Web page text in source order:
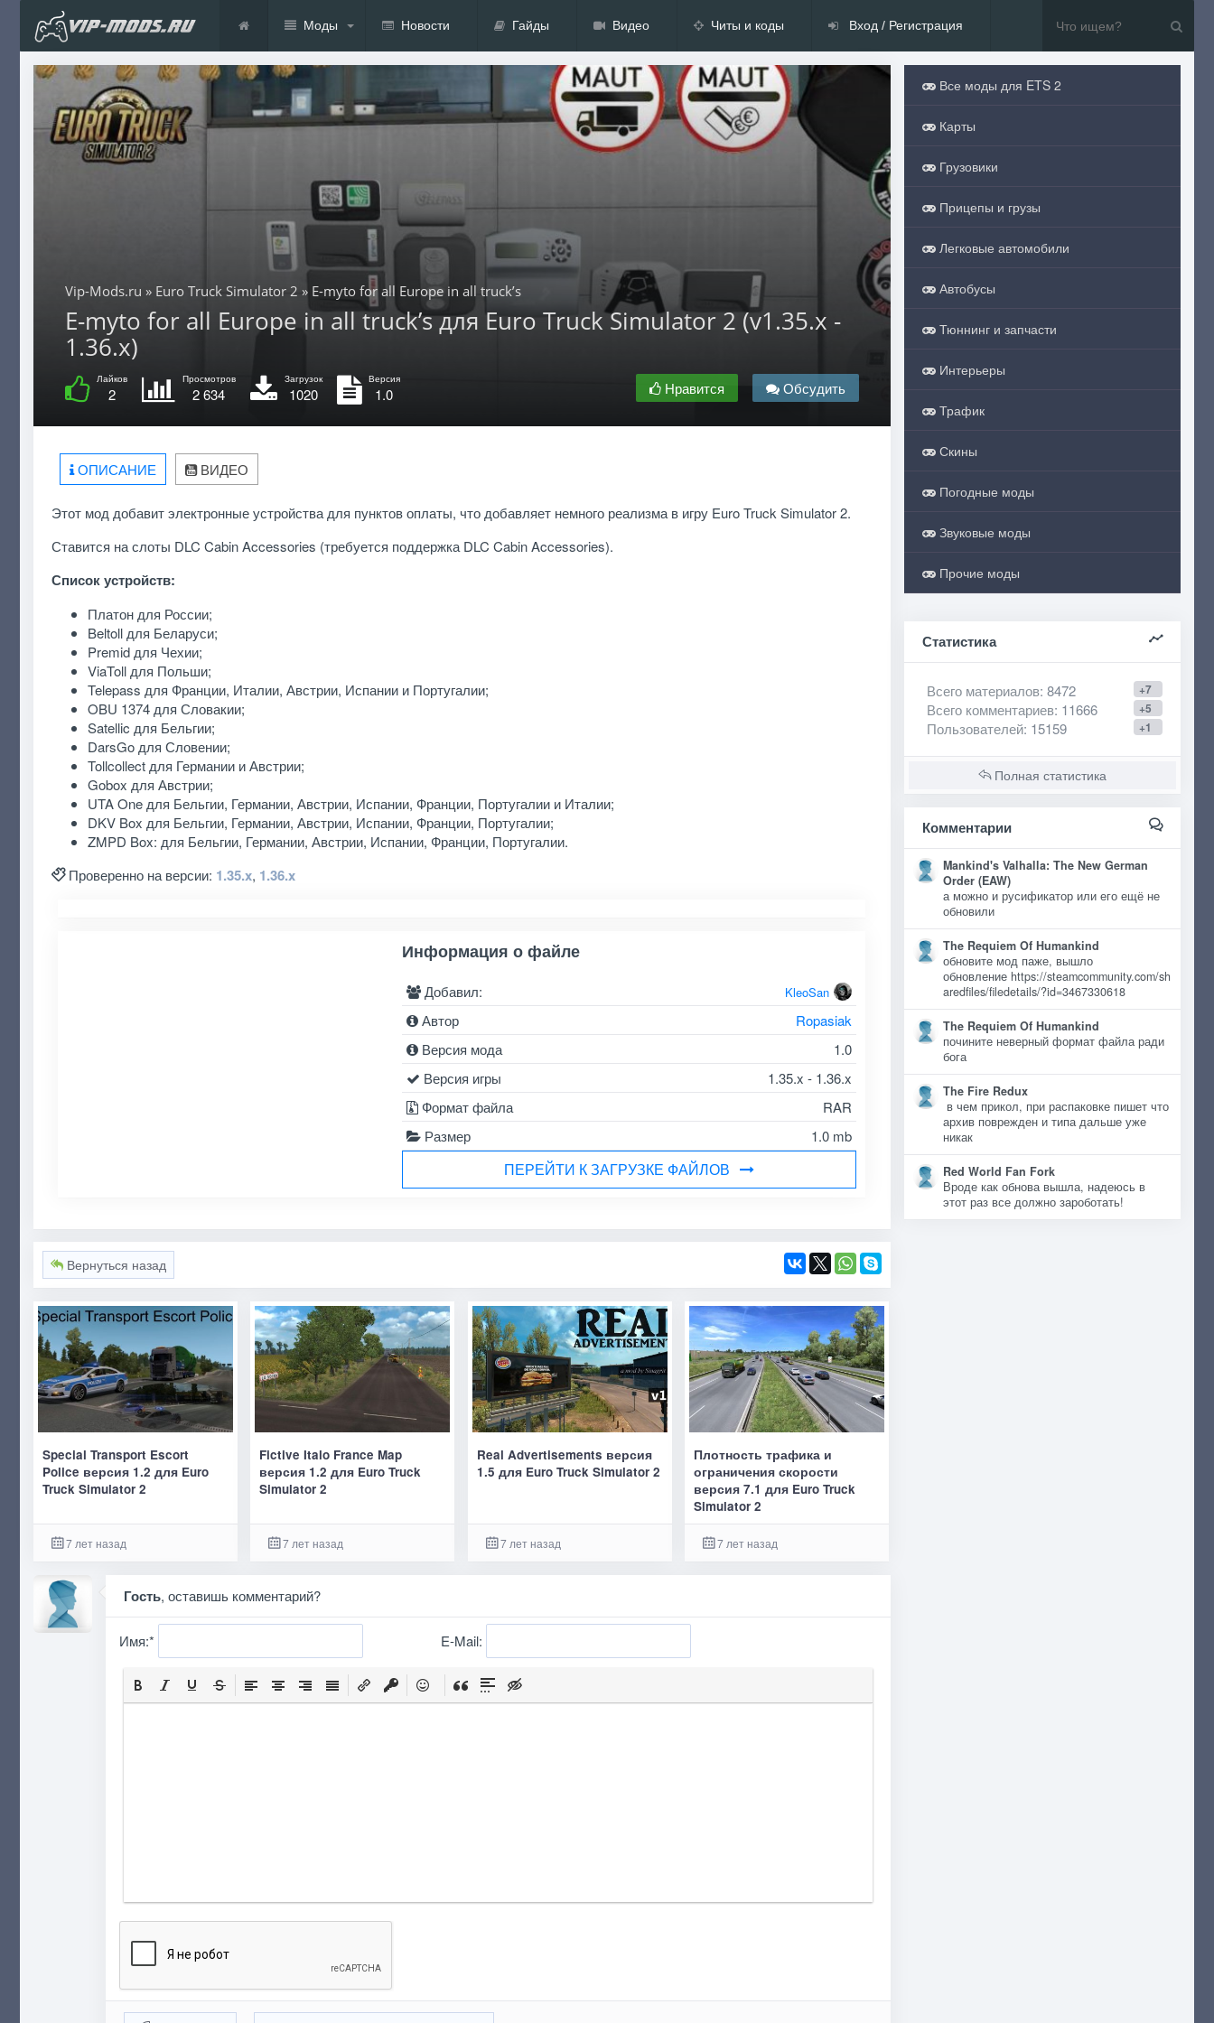
Моды Новости Гайды Видео Читы и коды Вход / Регистрация
Vip-Mods.ru » Euro Truck Simulator 2 » E-myto for all Europe in all truck’s
E-myto for all Europe in all truck’s для Euro Truck Simulator 2 (v1.35.x -
1.36.x)
Лайков
2
Просмотров
2 634
Загрузок
1020
Версия
1.0 Нравится Обсудить
ОПИСАНИЕ ВИДЕО
Этот мод добавит электронные устройства для пунктов оплаты, что добавляет немного реализма в игру Euro Truck Simulator 2.
Ставится на слоты DLC Cabin Accessories (требуется поддержка DLC Cabin Accessories).
Список устройств:
Платон для России;
Beltoll для Беларуси;
Premid для Чехии;
ViaToll для Польши;
Telepass для Франции, Италии, Австрии, Испании и Португалии;
OBU 1374 для Словакии;
Satellic для Бельгии;
DarsGo для Словении;
Tollcollect для Германии и Австрии;
Gobox для Австрии;
UTA One для Бельгии, Германии, Австрии, Испании, Франции, Португалии и Италии;
DKV Box для Бельгии, Германии, Австрии, Испании, Франции, Португалии;
ZMPD Box: для Бельгии, Германии, Австрии, Испании, Франции, Португалии.
Проверенно на версии: 1.35.x, 1.36.x
Информация о файле
Добавил: KleoSan
Автор
Ropasiak
Версия мода
1.0
Версия игры
1.35.x - 1.36.x
Формат файла
RAR
Размер
1.0 mb
ПЕРЕЙТИ К ЗАГРУЗКЕ ФАЙЛОВ
Вернуться назад
Special Transport Escort
Police версия 1.2 для Euro
Truck Simulator 2
7 лет назад
Fictive Italo France Map
версия 1.2 для Euro Truck
Simulator 2
7 лет назад
Real Advertisements версия
1.5 для Euro Truck Simulator 2
7 лет назад
Плотность трафика и
ограничения скорости
версия 7.1 для Euro Truck
Simulator 2
7 лет назад
Гость, оставишь комментарий?
Имя:* E-Mail:
Все моды для ETS 2
Карты
Грузовики
Прицепы и грузы
Легковые автомобили
Автобусы
Тюннинг и запчасти
Интерьеры
Трафик
Скины
Погодные моды
Звуковые моды
Прочие моды
Статистика
+7
Всего материалов: 8472
+5
Всего комментариев: 11666
+1
Пользователей: 15159
Полная статистика
Комментарии
Mankind's Valhalla: The New German
Order (EAW)
а можно и русификатор или его ещё не
обновили
The Requiem Of Humankind
обновите мод паже, вышло
обновление https://steamcommunity.com/sh
aredfiles/filedetails/?id=3467330618
The Requiem Of Humankind
почините неверный формат файла ради
бога
The Fire Redux
в чем прикол, при распаковке пишет что
архив поврежден и типа дальше уже
никак
Red World Fan Fork
Вроде как обнова вышла, надеюсь в
этот раз все должно зароботать!